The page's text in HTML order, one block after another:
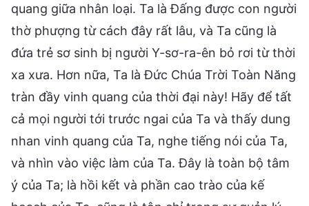
quang giữa nhân loại. Ta là Đấng được con người
thờ phượng từ cách đây rất lâu, và Ta cũng là
đứa trẻ sơ sinh bị người Y-sơ-ra-ên bỏ rơi từ thời
xa xưa. Hơn nữa, Ta là Đức Chúa Trời Toàn Năng
tràn đầy vinh quang của thời đại này! Hãy để tất
cả mọi người tới trước ngai của Ta và thấy dung
nhan vinh quang của Ta, nghe tiếng nói của Ta,
và nhìn vào việc làm của Ta. Đây là toàn bộ tâm
ý của Ta; là hồi kết và phần cao trào của kế